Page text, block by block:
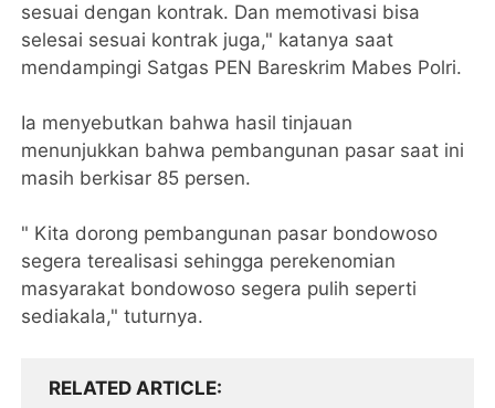
sesuai dengan kontrak. Dan memotivasi bisa
selesai sesuai kontrak juga," katanya saat
mendampingi Satgas PEN Bareskrim Mabes Polri.
Ia menyebutkan bahwa hasil tinjauan
menunjukkan bahwa pembangunan pasar saat ini
masih berkisar 85 persen.
" Kita dorong pembangunan pasar bondowoso
segera terealisasi sehingga perekenomian
masyarakat bondowoso segera pulih seperti
sediakala," tuturnya.
RELATED ARTICLE